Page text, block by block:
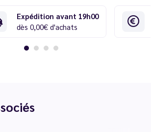
Expédition avant 19h00
dès 0,00€ d'achats